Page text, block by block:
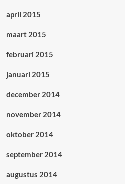
april 2015
maart 2015
februari 2015
januari 2015
december 2014
november 2014
oktober 2014
september 2014
augustus 2014